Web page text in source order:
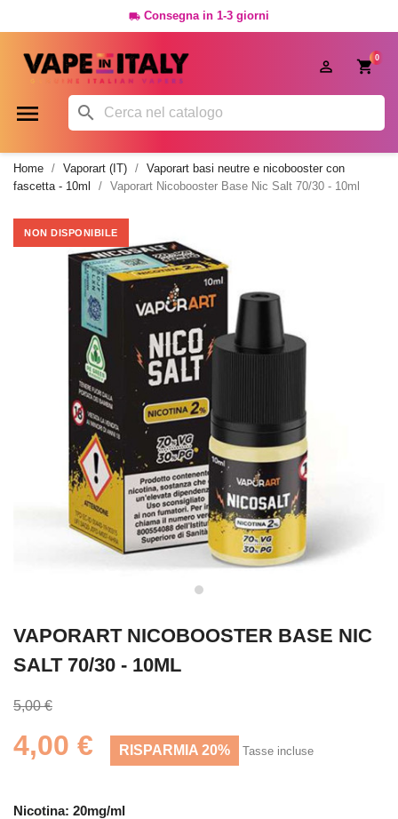
 Consegna in 1-3 giorni
0

 
Home Vaporart (IT)
Vaporart basi neutre e nicobooster con
fascetta - 10ml
Vaporart Nicobooster Base Nic Salt 70/30 - 10ml
NON DISPONIBILE
VAPORART NICOBOOSTER BASE NIC
SALT 70/30 - 10ML
5,00 €
4,00 € RISPARMIA 20% Tasse incluse
Nicotina: 20mg/ml